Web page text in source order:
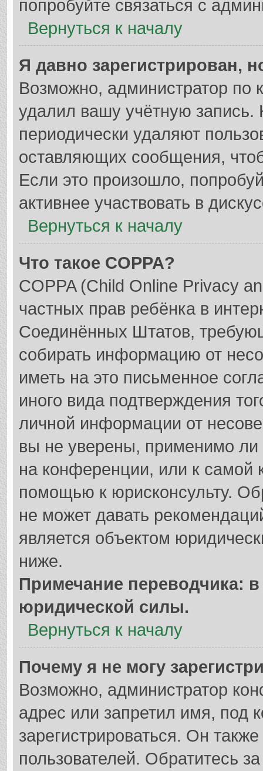
попробуйте связаться с
Вернуться к началу
Я давно зарегистрирован,
Возможно, администратор по
удалил вашу учётную
периодически удаляют
оставляющих сообщения,
Если это произошло,
активнее участвовать в
Вернуться к началу
Что такое COPPA?
COPPA (Child Online Privacy
частных прав ребёнка в
Соединённых Штатов,
собирать информацию от
иметь на это письменное
иного вида подтверждения
личной информации от
вы не уверены, применимо ли
на конференции, или к самой
помощью к юрисконсульту.
не может давать
является объектом
ниже.
Примечание переводчика:
юридической силы.
Вернуться к началу
Почему я не могу
Возможно, администратор
адрес или запретил имя, под
зарегистрироваться. Он
пользователей. Обратитесь